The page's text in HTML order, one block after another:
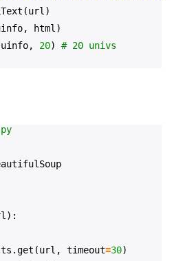
html)
20) # 20 univs
timeout=30)